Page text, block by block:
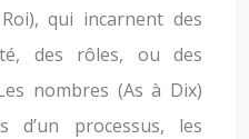
qui incarnent des
des rôles, ou des
nombres (As à Dix)
d’un processus, les